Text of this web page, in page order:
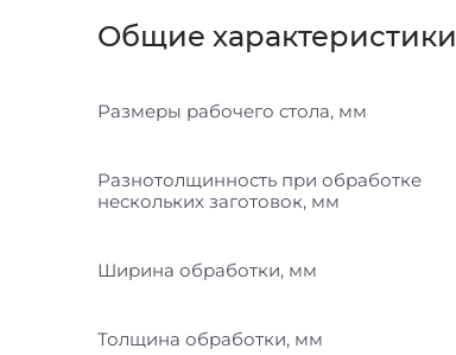
Общие характеристики
Размеры рабочего стола, мм
Разнотолщинность при обработке
нескольких заготовок, мм
Ширина обработки, мм
Толщина обработки, мм